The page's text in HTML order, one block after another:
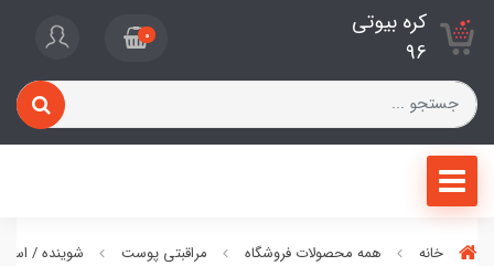
کره بیوتی
96
0
خانه همه محصولات فروشگاه مراقبتی پوست
شوینده /